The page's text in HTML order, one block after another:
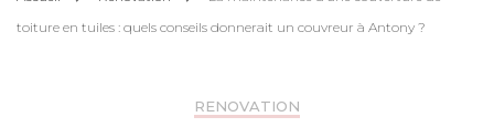
toiture en tuiles : quels conseils donnerait un couvreur à Antony ?
RENOVATION